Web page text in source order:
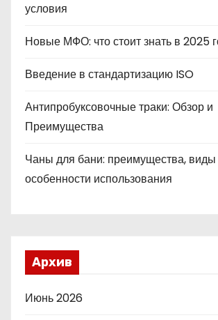
условия
Новые МФО: что стоит знать в 2025
Введение в стандартизацию ISO
Антипробуксовочные траки: Обзор и
Преимущества
Чаны для бани: преимущества, виды
особенности использования
Архив
Июнь 2026